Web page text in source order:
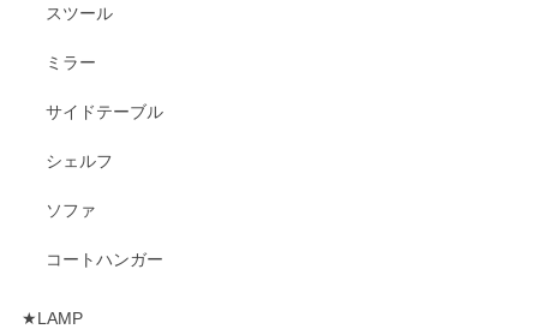
スツール
ミラー
サイドテーブル
シェルフ
ソファ
コートハンガー
★LAMP